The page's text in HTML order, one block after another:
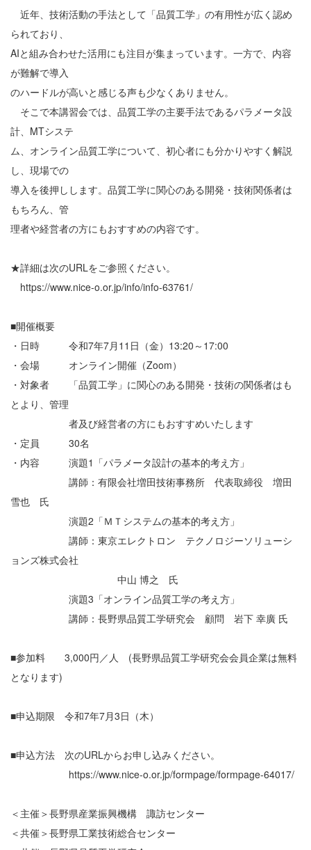
近年、技術活動の手法として「品質工学」の有用性が広く認め
られており、
AIと組み合わせた活用にも注目が集まっています。一方で、内容
が難解で導入
のハードルが高いと感じる声も少なくありません。
そこで本講習会では、品質工学の主要手法であるパラメータ設
計、MTシステ
ム、オンライン品質工学について、初心者にも分かりやすく解説
し、現場での
導入を後押しします。品質工学に関心のある開発・技術関係者は
もちろん、管
理者や経営者の方にもおすすめの内容です。
★詳細は次のURLをご参照ください。
https://www.nice-o.or.jp/info/info-63761/
■開催概要
・日時 令和7年7月11日（金）13:20～17:00
・会場 オンライン開催（Zoom）
・対象者 「品質工学」に関心のある開発・技術の関係者はも
とより、管理
者及び経営者の方にもおすすめいたします
・定員 30名
・内容 演題1「パラメータ設計の基本的考え方」
講師：有限会社増田技術事務所 代表取締役 増田
雪也 氏
演題2「ＭＴシステムの基本的考え方」
講師：東京エレクトロン テクノロジーソリューシ
ョンズ株式会社
中山 博之 氏
演題3「オンライン品質工学の考え方」
講師：長野県品質工学研究会 顧問 岩下 幸廣 氏
■参加料 3,000円／人 (長野県品質工学研究会会員企業は無料
となります)
■申込期限 令和7年7月3日（木）
■申込方法 次のURLからお申し込みください。
https://www.nice-o.or.jp/formpage/formpage-64017/
＜主催＞長野県産業振興機構 諏訪センター
＜共催＞長野県工業技術総合センター